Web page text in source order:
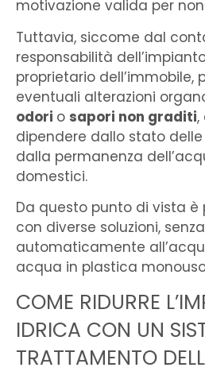
motivazione valida per
Tuttavia, siccome dal
responsabilità
proprietario dell’immobile,
eventuali alterazioni
odori o sapori non graditi,
dipendere dallo stato
dalla permanenza
domestici.
Da questo punto di vista è
con diverse soluzioni,
automaticamente
acqua in plastica
COME RIDURRE
IDRICA CON UN
TRATTAMENTO